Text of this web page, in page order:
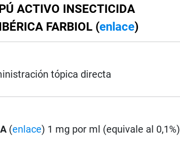
ACTIVO INSECTICIDA
FARBIOL (enlace)
tópica directa
(enlace) 1 mg por ml (equivale al 0,1%)